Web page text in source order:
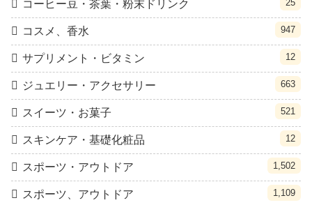
コーヒー豆・茶葉・粉末ドリンク 25
コスメ、香水 947
サプリメント・ビタミン 12
ジュエリー・アクセサリー 663
スイーツ・お菓子 521
スキンケア・基礎化粧品 12
スポーツ・アウトドア 1,502
スポーツ、アウトドア 1,109